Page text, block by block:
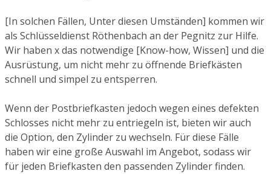
[In solchen Fällen, Unter diesen Umständen] kommen wir
als Schlüsseldienst Röthenbach an der Pegnitz zur Hilfe.
Wir haben x das notwendige [Know-how, Wissen] und die
Ausrüstung, um nicht mehr zu öffnende Briefkästen
schnell und simpel zu entsperren.
Wenn der Postbriefkasten jedoch wegen eines defekten
Schlosses nicht mehr zu entriegeln ist, bieten wir auch
die Option, den Zylinder zu wechseln. Für diese Fälle
haben wir eine große Auswahl im Angebot, sodass wir
für jeden Briefkasten den passenden Zylinder finden.